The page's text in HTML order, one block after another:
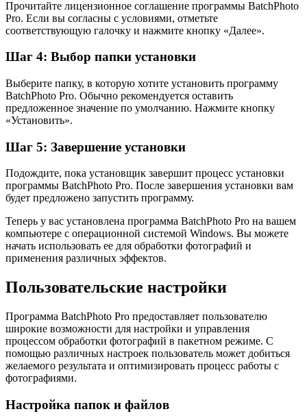
Прочитайте лицензионное соглашение программы BatchPhoto
Pro. Если вы согласны с условиями, отметьте
соответствующую галочку и нажмите кнопку «Далее».
Шаг 4: Выбор папки установки
Выберите папку, в которую хотите установить программу
BatchPhoto Pro. Обычно рекомендуется оставить
предложенное значение по умолчанию. Нажмите кнопку
«Установить».
Шаг 5: Завершение установки
Подождите, пока установщик завершит процесс установки
программы BatchPhoto Pro. После завершения установки вам
будет предложено запустить программу.
Теперь у вас установлена программа BatchPhoto Pro на вашем
компьютере с операционной системой Windows. Вы можете
начать использовать ее для обработки фотографий и
применения различных эффектов.
Пользовательские настройки
Программа BatchPhoto Pro предоставляет пользователю
широкие возможности для настройки и управления
процессом обработки фотографий в пакетном режиме. С
помощью различных настроек пользователь может добиться
желаемого результата и оптимизировать процесс работы с
фотографиями.
Настройка папок и файлов